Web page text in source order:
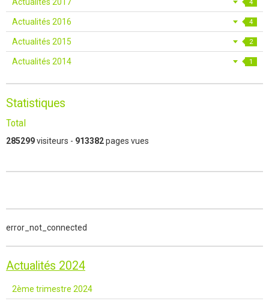
Actualités 2017 4
Actualités 2016 4
Actualités 2015 2
Actualités 2014 1
Statistiques
Total
285299visiteurs - 913382pages vues
error_not_connected
Actualités 2024
2ème trimestre 2024